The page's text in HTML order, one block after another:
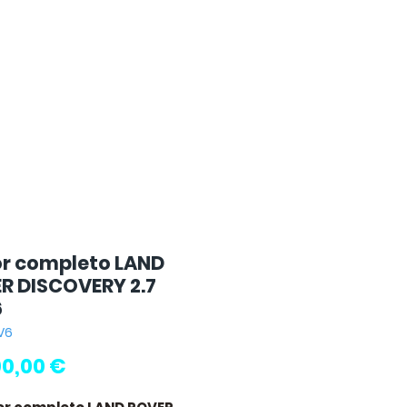
completo LAND
DISCOVERY 2.7
€